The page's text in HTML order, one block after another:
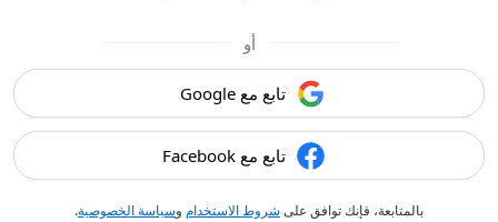
أو
تابع مع Google
تابع مع Facebook
بالمتابعة، فإنك توافق على شروط الاستخدام وسياسة الخصوصية.